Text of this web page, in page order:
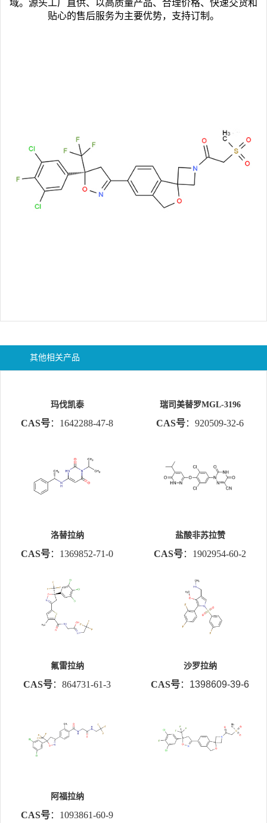
域。源头工厂直供、以高质量产品、合理价格、快速交货和
贴心的售后服务为主要优势，支持订制。
其他相关产品
玛伐凯泰
CAS号：1642288-47-8
瑞司美替罗MGL-3196
CAS号：920509-32-6
洛替拉纳
CAS号：1369852-71-0
盐酸非苏拉赞
CAS号：1902954-60-2
氟雷拉纳
CAS号： 864731-61-3
沙罗拉纳
CAS号：1398609-39-6
阿福拉纳
CAS号：1093861-60-9